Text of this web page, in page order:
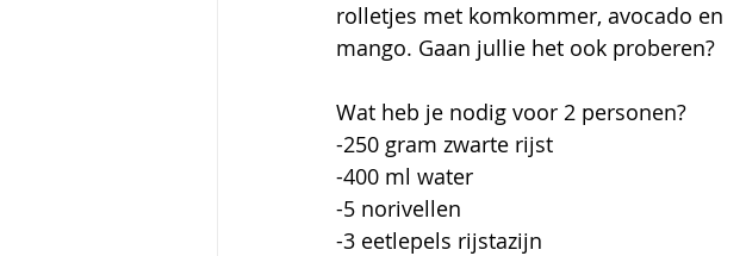
rolletjes met komkommer, avocado en
mango. Gaan jullie het ook proberen?
Wat heb je nodig voor 2 personen?
-250 gram zwarte rijst
-400 ml water
-5 norivellen
-3 eetlepels rijstazijn